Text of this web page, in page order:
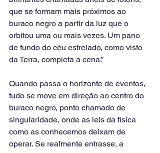
que se formam mais próximos ao
buraco negro a partir da luz que o
orbitou uma ou mais vezes. Um pano
de fundo do céu estrelado, como visto
da Terra, completa a cena.”
Quando passa o horizonte de eventos,
tudo se move em direção ao centro do
buraco negro, ponto chamado de
singularidade, onde as leis da física
como as conhecemos deixam de
operar. Se realmente entrasse, a